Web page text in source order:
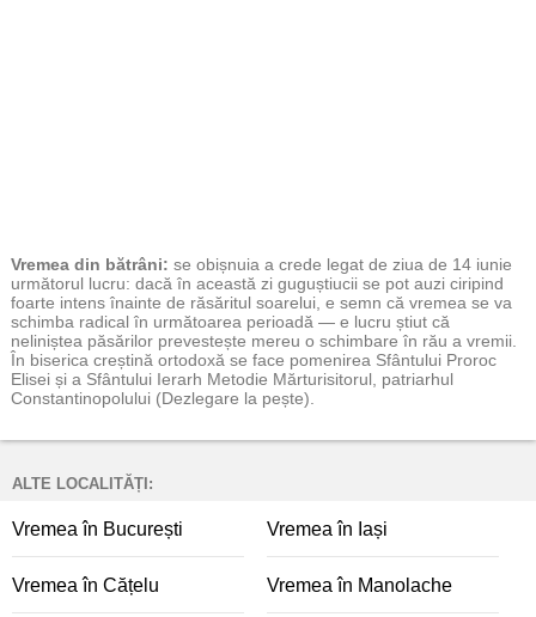
Vremea din bătrâni: se obișnuia a crede legat de ziua de 14 iunie
următorul lucru: dacă în această zi guguștiucii se pot auzi ciripind
foarte intens înainte de răsăritul soarelui, e semn că vremea se va
schimba radical în următoarea perioadă — e lucru știut că
neliniștea păsărilor prevestește mereu o schimbare în rău a vremii.
În biserica creștină ortodoxă se face pomenirea Sfântului Proroc
Elisei și a Sfântului Ierarh Metodie Mărturisitorul, patriarhul
Constantinopolului (Dezlegare la pește).
ALTE LOCALITĂȚI:
Vremea în București Vremea în Iași
Vremea în Cățelu Vremea în Manolache